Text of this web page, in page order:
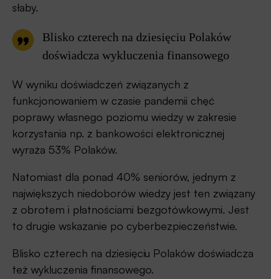
słaby.
Blisko czterech na dziesięciu Polaków
doświadcza wykluczenia finansowego
W wyniku doświadczeń związanych z
funkcjonowaniem w czasie pandemii chęć
poprawy własnego poziomu wiedzy w zakresie
korzystania np. z bankowości elektronicznej
wyraża 53% Polaków.
Natomiast dla ponad 40% seniorów, jednym z
największych niedoborów wiedzy jest ten związany
z obrotem i płatnościami bezgotówkowymi. Jest
to drugie wskazanie po cyberbezpieczeństwie.
Blisko czterech na dziesięciu Polaków doświadcza
też wykluczenia finansowego.